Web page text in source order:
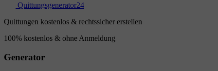
Quittungsgenerator24
Quittungen kostenlos & rechtssicher erstellen
100% kostenlos & ohne Anmeldung
Generator